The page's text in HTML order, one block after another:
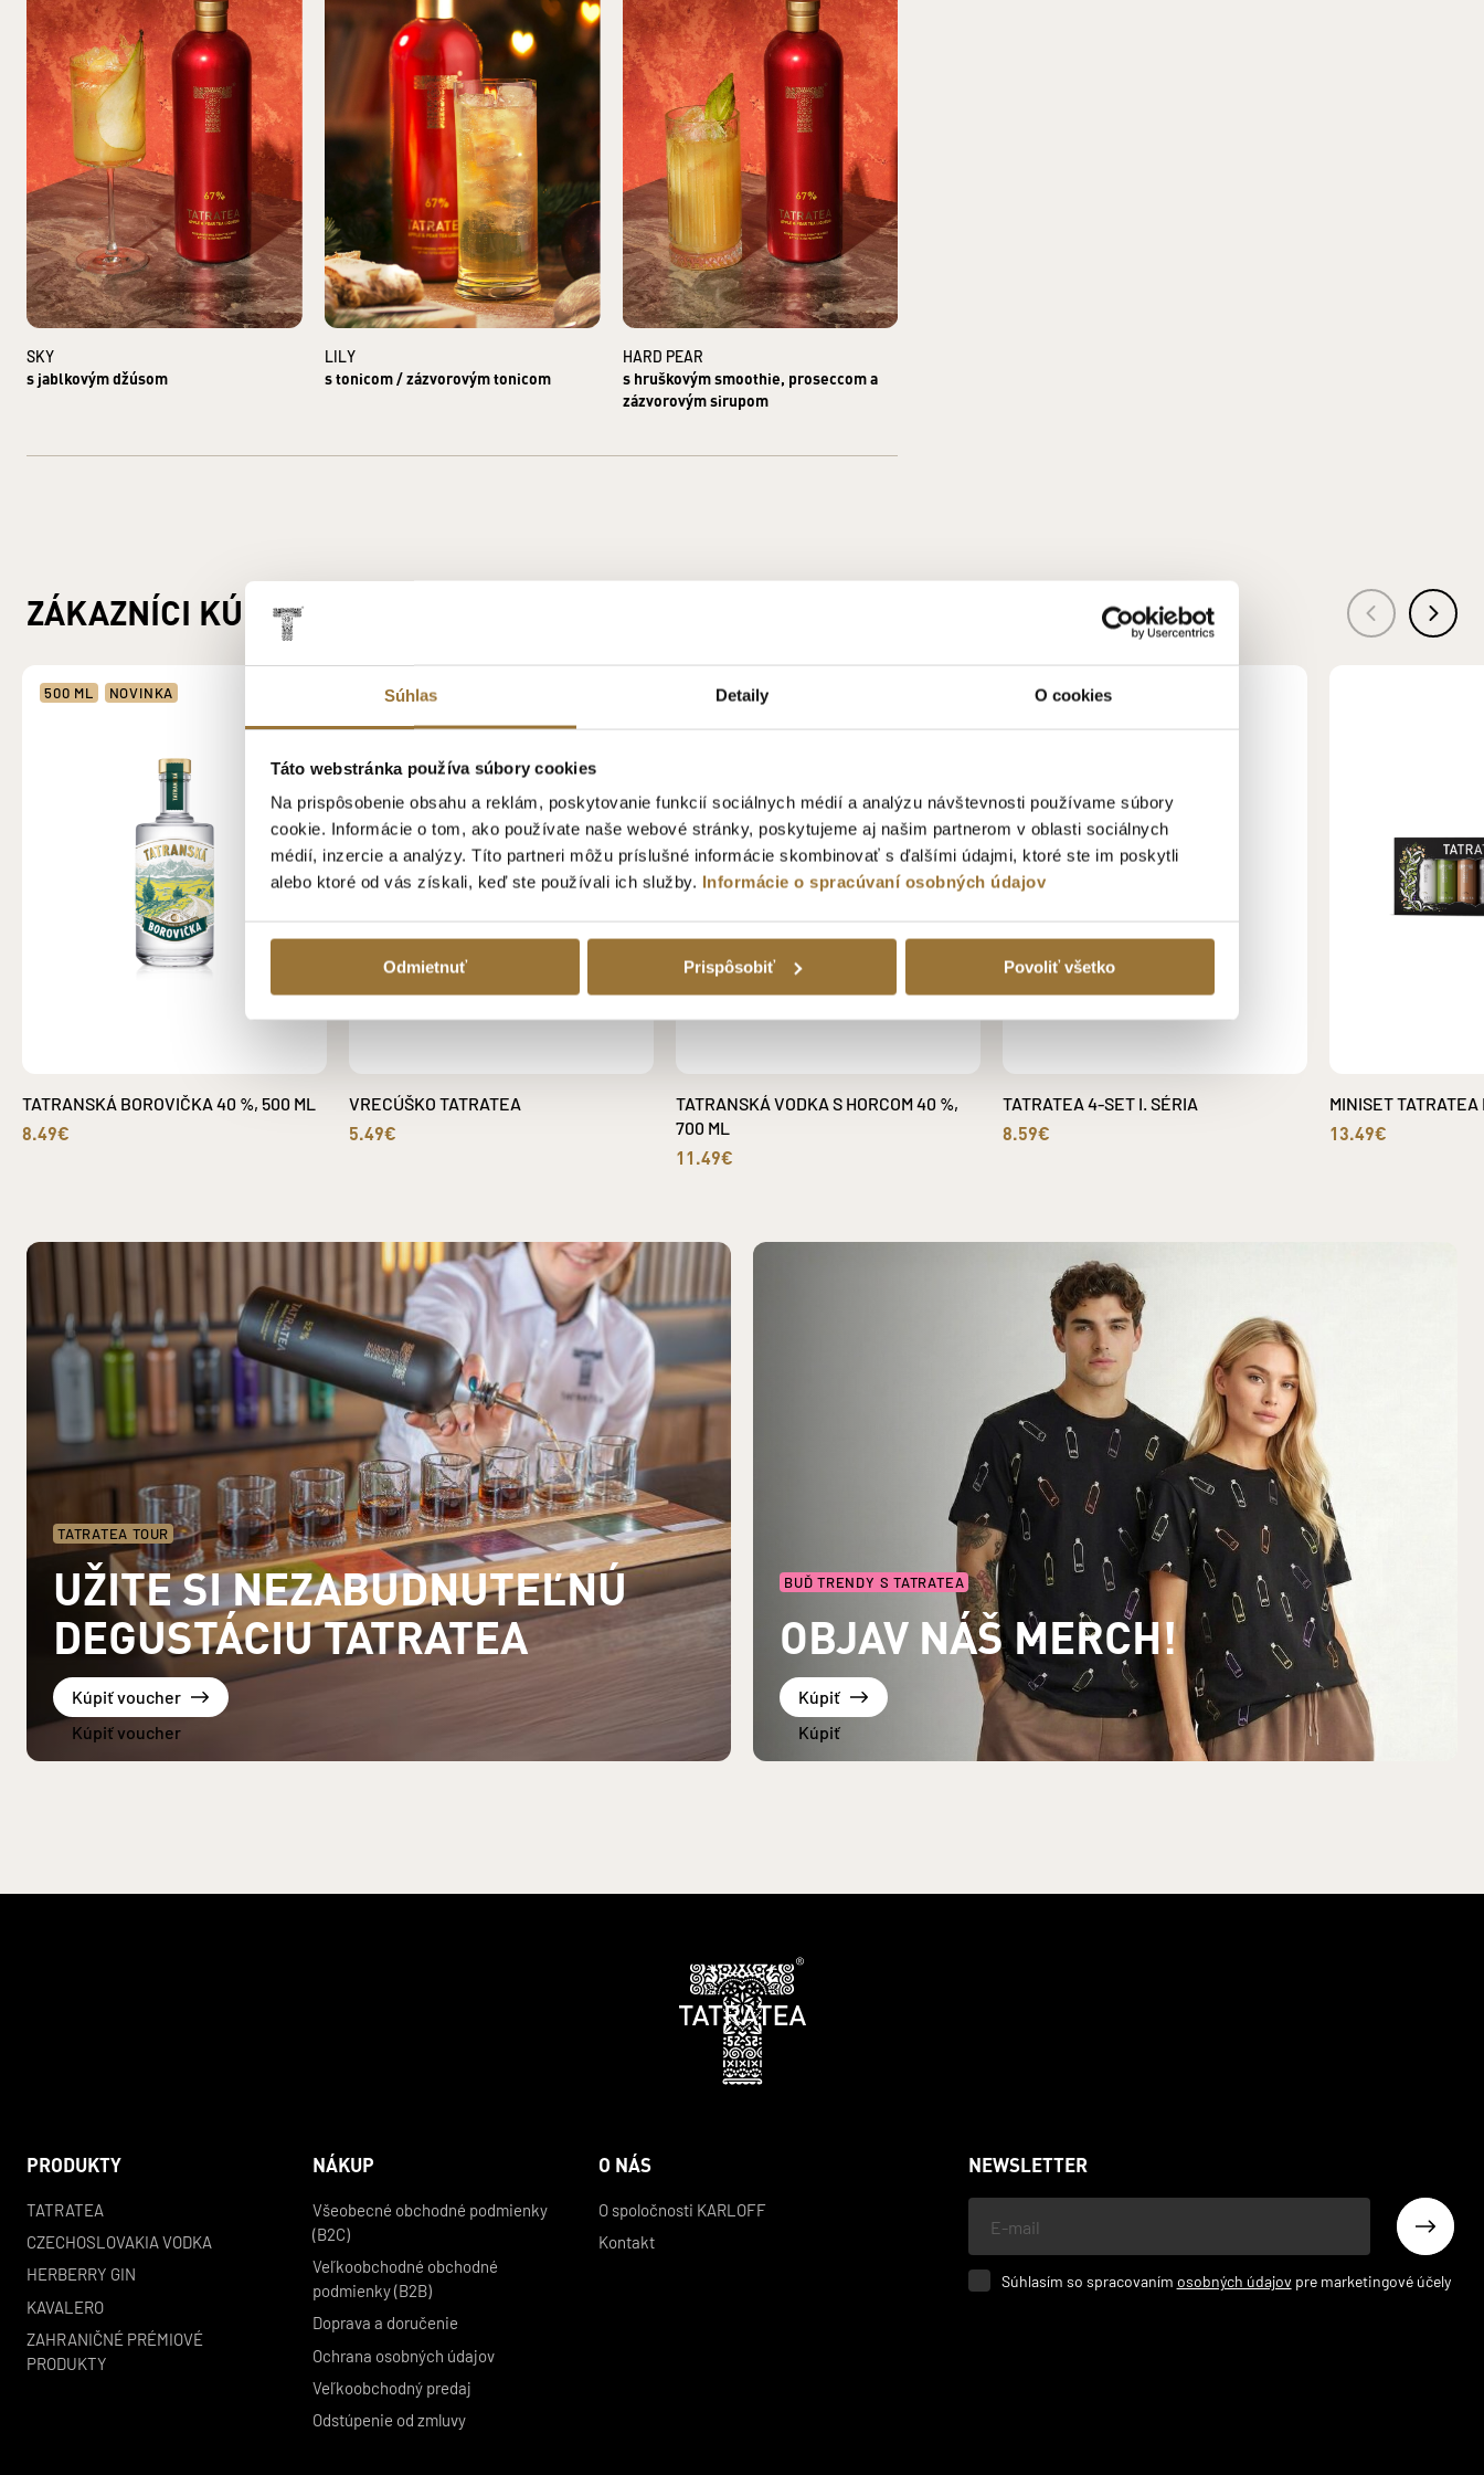
Súhlas Detaily O cookies
Táto webstránka používa súbory cookies
Na prispôsobenie obsahu a reklám, poskytovanie funkcií sociálnych médií a analýzu návštevnosti používame súbory
cookie. Informácie o tom, ako používate naše webové stránky, poskytujeme aj našim partnerom v oblasti sociálnych
médií, inzercie a analýzy. Títo partneri môžu príslušné informácie skombinovať s ďalšími údajmi, ktoré ste im poskytli
alebo ktoré od vás získali, keď ste používali ich služby. Informácie o spracúvaní osobných údajov
Odmietnuť Prispôsobiť Povoliť všetko
ČAJOVÉ), KONCENTRÁTY (JABLKOVÝ, HRUŠKOVÝ)
Krajina pôvodu: Slovensko
Druh alkoholu: Likéry
Hlavná zložka produktu: LIEH
Krajina pôvodu základnej zložky: Česká republika
Bezpečnostné informácie: Zákaz predaja alkoholických nápojov osobám mladším ako 18 rokov a osobám zjavne
ovplyvneným alkoholom. §3 ods. 2 zákona č. 219/1996 Z.z. o ochrane pred zneužívaním alkoholických nápojov a o zriaďovaní
a prevádzke protialkoholických záchytných služieb.
VÝROBCA: TATRA DISTILLERY s. r. o., Pradiareň 40, 060 01 Kežmarok IČO: 43937721
DISTRIBÚTOR: KARLOFF, s. r. o., Pradiareň 40, 060 01 Kežmarok IČO: 36247367
SKY
s jablkovým džúsom
LILY
s tonicom / zázvorovým tonicom
HARD PEAR
s hruškovým smoothie, proseccom a
zázvorovým sirupom
ZÁKAZNÍCI KÚPILI AJ
500 ML NOVINKA
TATRANSKÁ BOROVIČKA 40 %, 500 ML
8.49€
VRECÚŠKO TATRATEA
5.49€
NOVINKA
TATRANSKÁ VODKA S HORCOM 40 %,
700 ML
11.49€
TATRATEA 4-SET I. SÉRIA
8.59€
MINISET TATRATEA
13.49€
TATRATEA TOUR
UŽITE SI NEZABUDNUTEĽNÚ
DEGUSTÁCIU TATRATEA
Kúpiť voucher
BUĎ TRENDY S TATRATEA
OBJAV NÁŠ MERCH!
Kúpiť
PRODUKTY
TATRATEA
CZECHOSLOVAKIA VODKA
HERBERRY GIN
KAVALERO
ZAHRANIČNÉ PRÉMIOVÉ
PRODUKTY
NÁKUP
Všeobecné obchodné podmienky
(B2C)
Veľkoobchodné obchodné
podmienky (B2B)
Doprava a doručenie
Ochrana osobných údajov
Veľkoobchodný predaj
Odstúpenie od zmluvy
O NÁS
O spoločnosti KARLOFF
Kontakt
NEWSLETTER
mail
Súhlasím so spracovaním osobných údajov pre marketingové účely